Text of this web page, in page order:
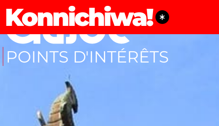
Konnichiwa!
POINTS D'INTÉRÊTS